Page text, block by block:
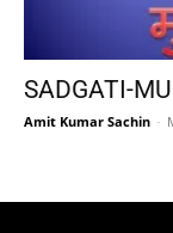
SADGATI-
Amit Kumar Sachin -